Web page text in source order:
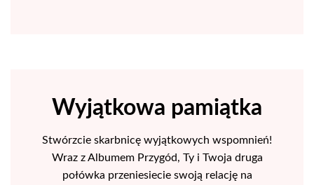
Wyjątkowa pamiątka
Stwórzcie skarbnicę wyjątkowych wspomnień!
Wraz z Albumem Przygód, Ty i Twoja druga
połówka przeniesiecie swoją relację na